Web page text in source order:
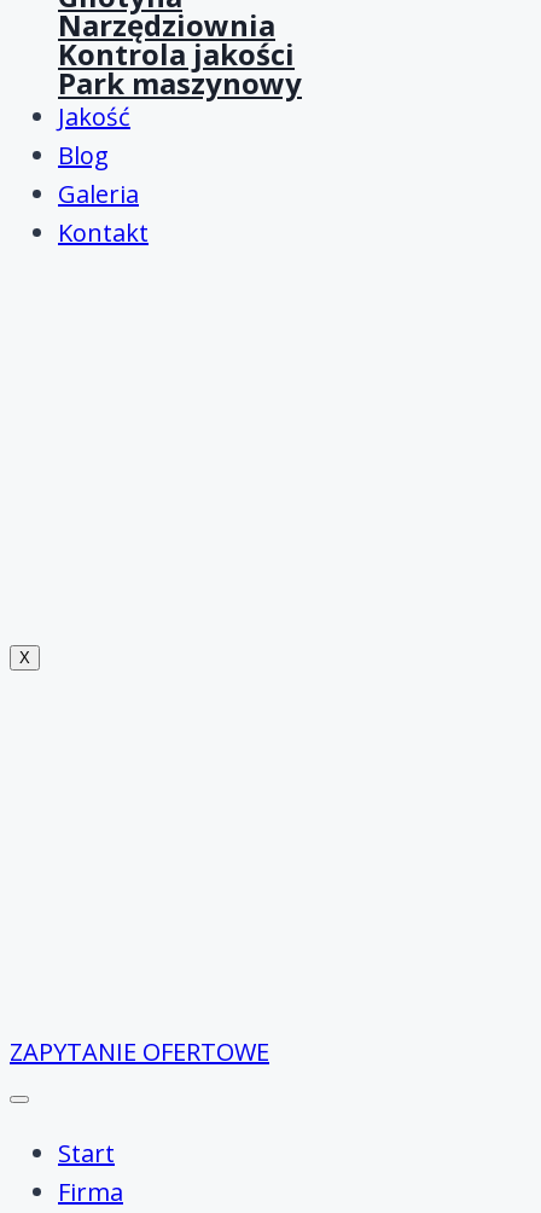
Narzędziownia
Kontrola jakości
Park maszynowy
Jakość
Blog
Galeria
Kontakt
X
ZAPYTANIE OFERTOWE
Start
Firma